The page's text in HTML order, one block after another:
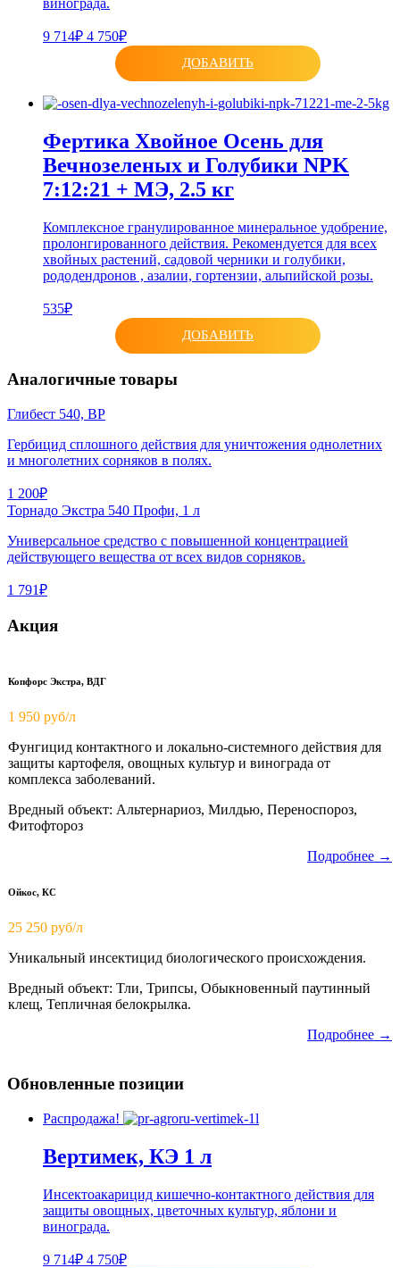
винограда.
9 714₽ 4 750₽
ДОБАВИТЬ
Фертика Хвойное Осень для
Вечнозеленых и Голубики NPK
7:12:21 + МЭ, 2.5 кг
Комплексное гранулированное минеральное удобрение,
пролонгированного действия. Рекомендуется для всех
хвойных растений, садовой черники и голубики,
рододендронов , азалии, гортензии, альпийской розы.
535₽
ДОБАВИТЬ
Аналогичные товары
Глибест 540, ВР
Гербицид сплошного действия для уничтожения однолетних
и многолетних сорняков в полях.
1 200₽
Торнадо Экстра 540 Профи, 1 л
Универсальное средство с повышенной концентрацией
действующего вещества от всех видов сорняков.
1 791₽
Акция
Копфорс Экстра, ВДГ
1 950 руб/л
Фунгицид контактного и локально-системного действия для
защиты картофеля, овощных культур и винограда от
комплекса заболеваний.
Вредный объект: Альтернариоз, Милдью, Переноспороз,
Фитофтороз
Подробнее →
Ойкос, КС
25 250 руб/л
Уникальный инсектицид биологического происхождения.
Вредный объект: Тли, Трипсы, Обыкновенный паутинный
клещ, Тепличная белокрылка.
Подробнее →
Обновленные позиции
Распродажа!
Вертимек, КЭ 1 л
Инсектоакарицид кишечно-контактного действия для
защиты овощных, цветочных культур, яблони и
винограда.
9 714₽ 4 750₽